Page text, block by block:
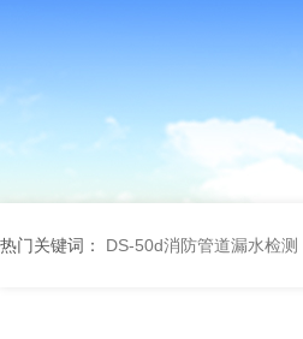
热门关键词： DS-50d消防管道漏水检测